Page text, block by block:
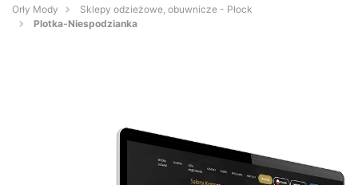
Orły Mody
Sklepy odzieżowe, obuwnicze - Płock
Plotka-Niespodzianka